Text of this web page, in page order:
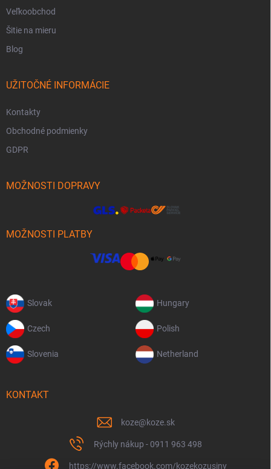
Veľkoobchod
Šitie na mieru
Blog
UŽITOČNÉ INFORMÁCIE
Kontakty
Obchodné podmienky
GDPR
MOŽNOSTI DOPRAVY
MOŽNOSTI PLATBY
Slovak Hungary
Czech Polish
Slovenia Netherland
KONTAKT
koze@koze.sk
Rýchly nákup - 0911 963 498
https://www.facebook.com/kozekozusiny